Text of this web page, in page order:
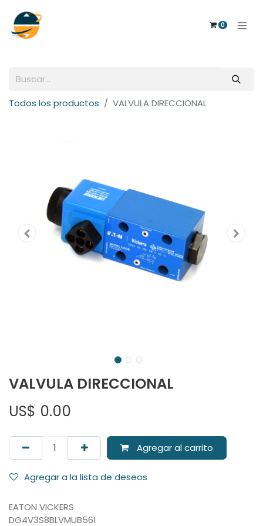
0
Todos los productos VALVULA DIRECCIONAL
VALVULA DIRECCIONAL
US$ 0.00
Agregar al carrito
Agregar a la lista de deseos
EATON VICKERS
DG4V3S8BLVMUB561